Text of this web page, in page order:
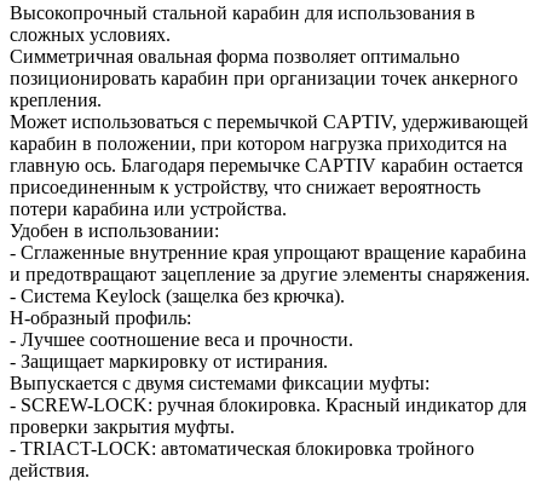
Высокопрочный стальной карабин для использования в
сложных условиях.
Симметричная овальная форма позволяет оптимально
позиционировать карабин при организации точек анкерного
крепления.
Может использоваться с перемычкой CAPTIV, удерживающей
карабин в положении, при котором нагрузка приходится на
главную ось. Благодаря перемычке CAPTIV карабин остается
присоединенным к устройству, что снижает вероятность
потери карабина или устройства.
Удобен в использовании:
- Сглаженные внутренние края упрощают вращение карабина
и предотвращают зацепление за другие элементы снаряжения.
- Система Keylock (защелка без крючка).
H-образный профиль:
- Лучшее соотношение веса и прочности.
- Защищает маркировку от истирания.
Выпускается с двумя системами фиксации муфты:
- SCREW-LOCK: ручная блокировка. Красный индикатор для
проверки закрытия муфты.
- TRIACT-LOCK: автоматическая блокировка тройного
действия.